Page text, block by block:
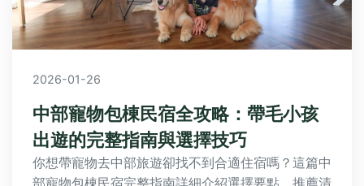
2026-01-26
中部寵物包棟民宿全攻略：帶毛小孩
出遊的完整指南與選擇技巧
你想帶寵物去中部旅遊卻找不到合適住宿嗎？這篇中
部寵物包棟民宿完整指南詳細介紹選擇要點、推薦清